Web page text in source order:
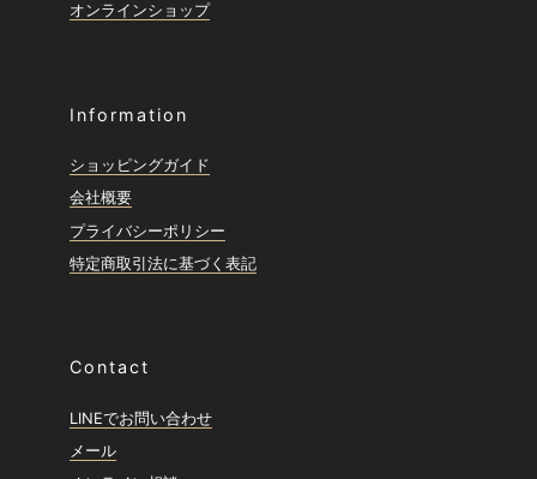
オンラインショップ
Information
ショッピングガイド
会社概要
プライバシーポリシー
特定商取引法に基づく表記
Contact
LINEでお問い合わせ
メール